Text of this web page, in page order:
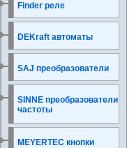
Finder реле
DEKraft автоматы
SAJ преобразователи
SINNE преобразователи
частоты
MEYERTEC кнопки